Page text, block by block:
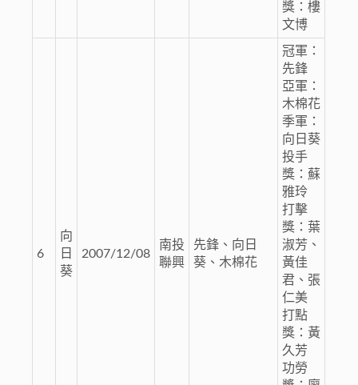
獎：樓
文博
6
向
日
葵
2007/12/08
南投
聯興
先鋒、向日
葵、木棉花
冠軍：
先鋒
亞軍：
木棉花
季軍：
向日葵
投手
獎：蘇
雅玲
打擊
獎：葉
淑芳、
黃佳
君、張
仁美
打點
獎：黃
久芳
功勞